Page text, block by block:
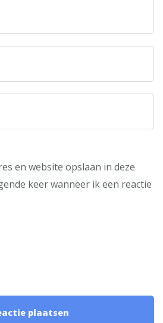
en website opslaan in deze
keer wanneer ik een reactie